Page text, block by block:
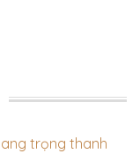
trọng thanh